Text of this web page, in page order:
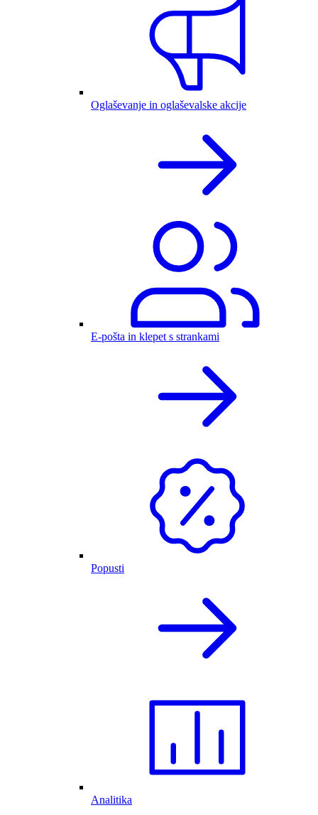
Oglaševanje in oglaševalske akcije
E-pošta in klepet s strankami
Popusti
Analitika